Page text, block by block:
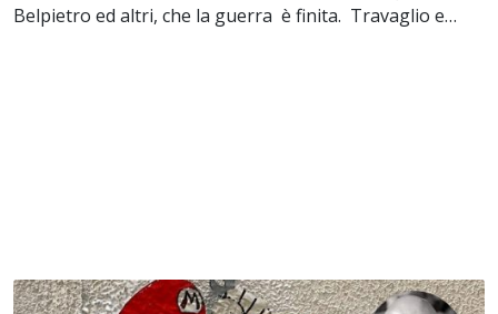
Belpietro ed altri, che la guerra è finita. Travaglio e…